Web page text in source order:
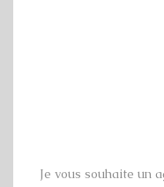
Je vous souhaite un